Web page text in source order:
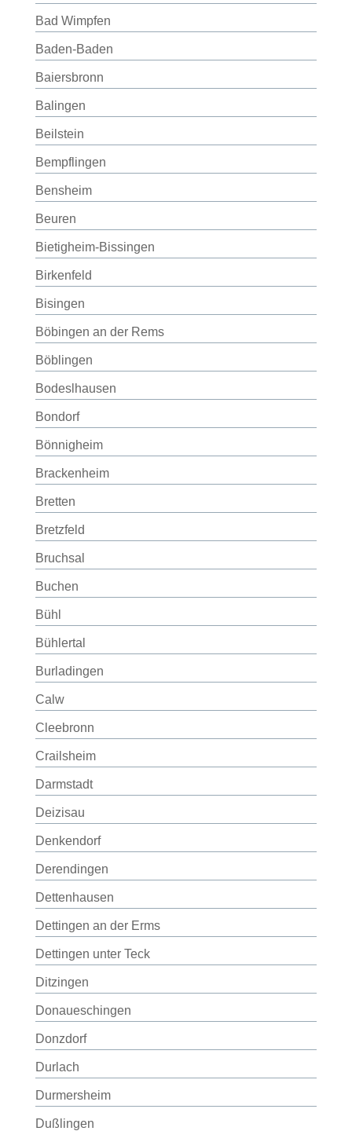
Bad Wimpfen
Baden-Baden
Baiersbronn
Balingen
Beilstein
Bempflingen
Bensheim
Beuren
Bietigheim-Bissingen
Birkenfeld
Bisingen
Böbingen an der Rems
Böblingen
Bodeslhausen
Bondorf
Bönnigheim
Brackenheim
Bretten
Bretzfeld
Bruchsal
Buchen
Bühl
Bühlertal
Burladingen
Calw
Cleebronn
Crailsheim
Darmstadt
Deizisau
Denkendorf
Derendingen
Dettenhausen
Dettingen an der Erms
Dettingen unter Teck
Ditzingen
Donaueschingen
Donzdorf
Durlach
Durmersheim
Dußlingen